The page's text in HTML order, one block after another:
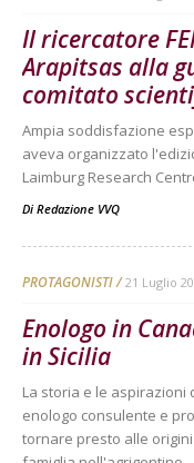
Il ricercatore
Arapitsas alla
comitato
Ampia soddisfazione
aveva organizzato
Laimburg Research
Di Redazione VVQ
PROTAGONISTI 21 Luglio
Enologo in
in Sicilia
La storia e le aspirazioni
enologo consulente e
tornare presto alle